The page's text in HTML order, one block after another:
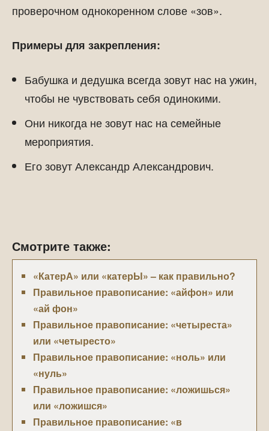
проверочном однокоренном слове «зов».
Примеры для закрепления:
Бабушка и дедушка всегда зовут нас на ужин,
чтобы не чувствовать себя одинокими.
Они никогда не зовут нас на семейные
мероприятия.
Его зовут Александр Александрович.
Смотрите также:
«КатерА» или «катерЫ» – как правильно?
Правильное правописание: «айфон» или
«ай фон»
Правильное правописание: «четыреста»
или «четыресто»
Правильное правописание: «ноль» или
«нуль»
Правильное правописание: «ложишься»
или «ложишся»
Правильное правописание: «в